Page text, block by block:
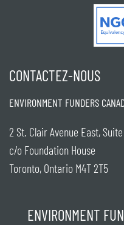
CONTACTEZ-NOUS
ENVIRONMENT FUNDERS
2 St. Clair Avenue East,
c/o Foundation House
Toronto, Ontario M4T 2T5
ENVIRONMENT